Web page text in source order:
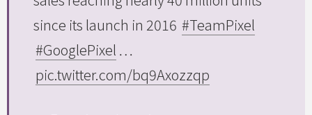
since its launch in 2016 #TeamPixel
#GooglePixel …
pic.twitter.com/bq9Axozzqp